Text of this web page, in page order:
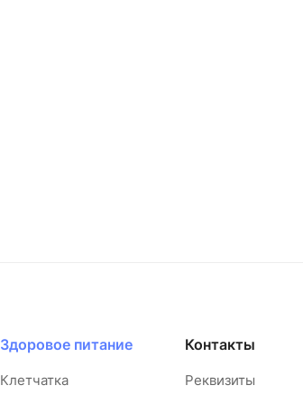
Здоровое питание
Клетчатка
Контакты
Реквизиты